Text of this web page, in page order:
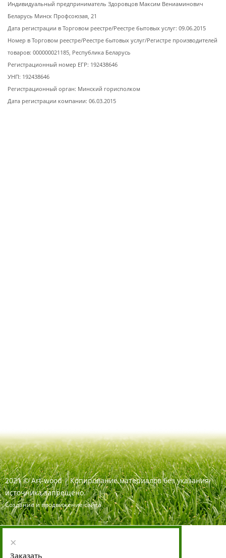
Индивидуальный предприниматель Здоровцов Максим Вениаминович
Беларусь Минск Профсоюзая, 21
Дата регистрации в Торговом реестре/Реестре бытовых услуг: 09.06.2015
Номер в Торговом реестре/Реестре бытовых услуг/Регистре производителей
товаров: 000000021185, Республика Беларусь
Регистрационный номер ЕГР: 192438646
УНП: 192438646
Регистрационный орган: Минский горисполком
Дата регистрации компании: 06.03.2015
2021 ©Art-wood |Копирование материалов без указания
источника запрещено.
Создание и продвижение сайта
×
Заказать